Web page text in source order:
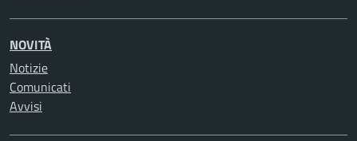
NOVITÀ
Notizie
Comunicati
Avvisi